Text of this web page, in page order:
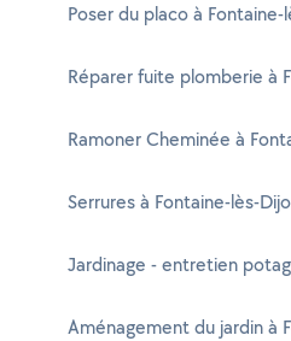
Poser du placo à Fontaine-
Réparer fuite plomberie à
Ramoner Cheminée à
Serrures à Fontaine-lès-
Jardinage - entretien
Aménagement du jardin à